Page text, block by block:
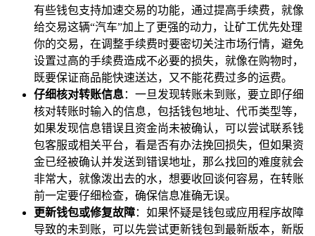
有些钱包支持加速交易的功能，通过提高手续费，就像
给交易这辆“汽车”加上了更强的动力，让矿工优先处理
你的交易，在调整手续费时要密切关注市场行情，避免
设置过高的手续费造成不必要的损失，就像在购物时，
既要保证商品能快速送达，又不能花费过多的运费。
仔细核对转账信息：一旦发现转账未到账，要立即仔细
核对转账时输入的信息，包括钱包地址、代币类型等，
如果发现信息错误且资金尚未被确认，可以尝试联系钱
包客服或相关平台，看是否有办法挽回损失，但如果资
金已经被确认并发送到错误地址，那么找回的难度就会
非常大，就像泼出去的水，想要收回谈何容易，在转账
前一定要仔细检查，确保信息准确无误。
更新钱包或修复故障：如果怀疑是钱包或应用程序故障
导致的未到账，可以先尝试更新钱包到最新版本，新版